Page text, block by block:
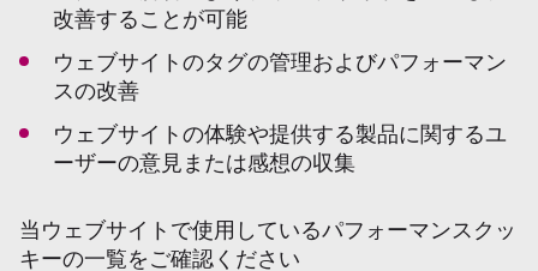
改善することが可能
ウェブサイトのタグの管理およびパフォーマン
スの改善
ウェブサイトの体験や提供する製品に関するユ
ーザーの意見または感想の収集
当ウェブサイトで使用しているパフォーマンスクッ
キーの一覧をご確認ください